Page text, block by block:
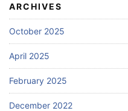
ARCHIVES
October 2025
April 2025
February 2025
December 2022